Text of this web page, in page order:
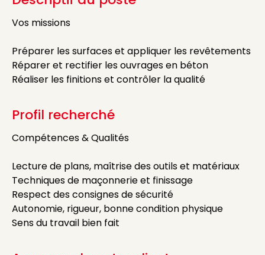
Vos missions
Préparer les surfaces et appliquer les revêtements
Réparer et rectifier les ouvrages en béton
Réaliser les finitions et contrôler la qualité
Profil recherché
Compétences & Qualités
Lecture de plans, maîtrise des outils et matériaux
Techniques de maçonnerie et finissage
Respect des consignes de sécurité
Autonomie, rigueur, bonne condition physique
Sens du travail bien fait